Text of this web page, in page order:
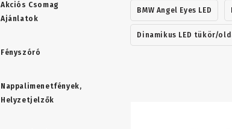
Akciós Csomag
Ajánlatok
Fényszóró
Nappalimenetfények,
Helyzetjelzők
BMW Angel Eyes LED
Dinamikus LED tükör/